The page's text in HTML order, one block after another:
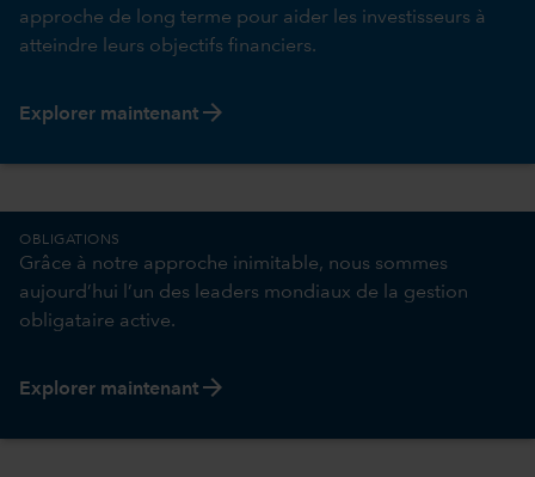
approche de long terme pour aider les investisseurs à
atteindre leurs objectifs financiers.
Explorer maintenant arrow_forward
OBLIGATIONS
Grâce à notre approche inimitable, nous sommes
aujourd’hui l’un des leaders mondiaux de la gestion
obligataire active.
Explorer maintenant arrow_forward